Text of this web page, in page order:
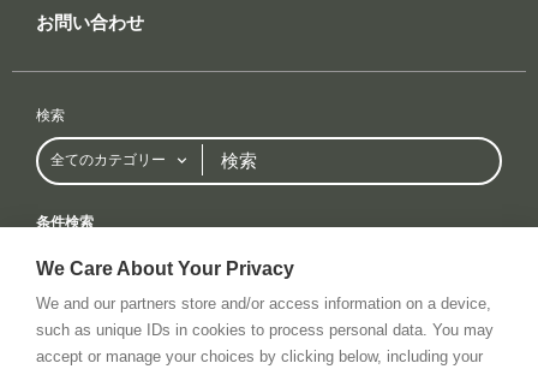
お問い合わせ
検索
全てのカテゴリー
索
条件検索
全てのカテゴリー 全てのブランド
We Care About Your Privacy
We and our partners store and/or access information on a device,
such as unique IDs in cookies to process personal data. You may
accept or manage your choices by clicking below, including your